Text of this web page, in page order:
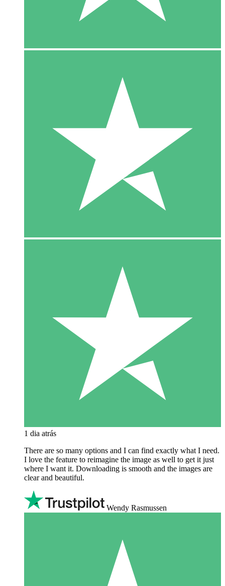
1 dia atrás
There are so many options and I can find exactly what I need.
I love the feature to reimagine the image as well to get it just
where I want it. Downloading is smooth and the images are
clear and beautiful.
Wendy Rasmussen